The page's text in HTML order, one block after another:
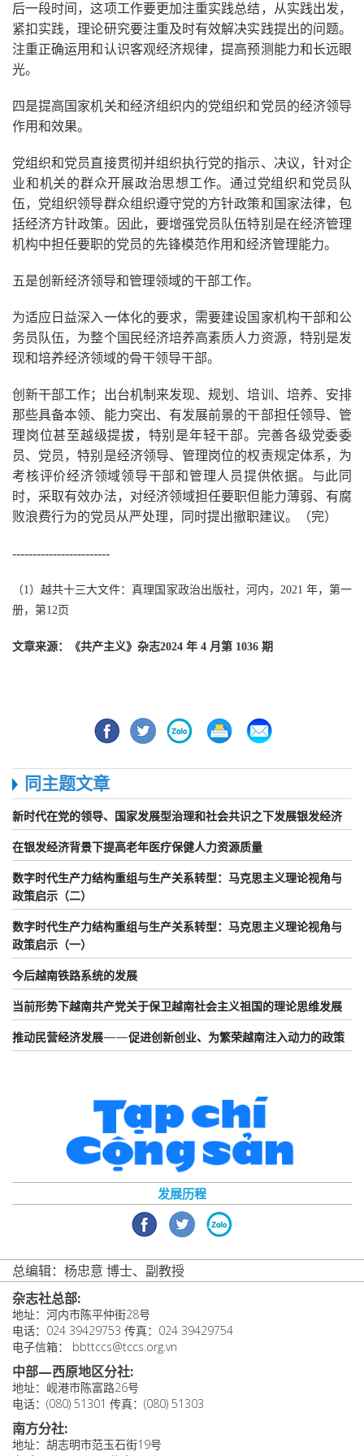
后一段时间，这项工作要更加注重实践总结，从实践出发，
紧扣实践，理论研究要注重及时有效解决实践提出的问题。
注重正确运用和认识客观经济规律，提高预测能力和长远眼
光。
四是提高国家机关和经济组织内的党组织和党员的经济领导
作用和效果。
党组织和党员直接贯彻并组织执行党的指示、决议，针对企
业和机关的群众开展政治思想工作。通过党组织和党员队
伍，党组织领导群众组织遵守党的方针政策和国家法律，包
括经济方针政策。因此，要增强党员队伍特别是在经济管理
机构中担任要职的党员的先锋模范作用和经济管理能力。
五是创新经济领导和管理领域的干部工作。
为适应日益深入一体化的要求，需要建设国家机构干部和公
务员队伍，为整个国民经济培养高素质人力资源，特别是发
现和培养经济领域的骨干领导干部。
创新干部工作；出台机制来发现、规划、培训、培养、安排
那些具备本领、能力突出、有发展前景的干部担任领导、管
理岗位甚至越级提拔，特别是年轻干部。完善各级党委委
员、党员，特别是经济领导、管理岗位的权责规定体系，为
考核评价经济领域领导干部和管理人员提供依据。与此同
时，采取有效办法，对经济领域担任要职但能力薄弱、有腐
败浪费行为的党员从严处理，同时提出撤职建议。（完）
------------------------
（1）越共十三大文件：真理国家政治出版社，河内，2021 年，第一
册，第12页
文章来源：《共产主义》杂志2024 年 4 月第 1036 期
同主题文章
新时代在党的领导、国家发展型治理和社会共识之下发展银发经济
在银发经济背景下提高老年医疗保健人力资源质量
数字时代生产力结构重组与生产关系转型：马克思主义理论视角与
政策启示（二）
数字时代生产力结构重组与生产关系转型：马克思主义理论视角与
政策启示（一）
今后越南铁路系统的发展
当前形势下越南共产党关于保卫越南社会主义祖国的理论思维发展
推动民营经济发展——促进创新创业、为繁荣越南注入动力的政策
发展历程
总编辑：杨忠意 博士、副教授
杂志社总部:
地址：河内市陈平仲街28号
电话：024 39429753 传真：024 39429754
电子信箱： bbttccs@tccs.org.vn
中部—西原地区分社:
地址：岘港市陈富路26号
电话：(080) 51301 传真：(080) 51303
南方分社:
地址：胡志明市范玉石街19号